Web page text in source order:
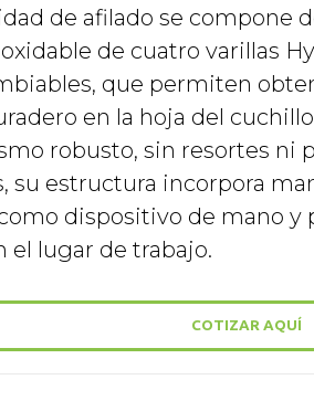
de afilado se compone
de cuatro varillas
que permiten
en la hoja del
robusto, sin resortes ni
su estructura incorpora
dispositivo de mano y
el lugar de trabajo.
COTIZAR AQUÍ